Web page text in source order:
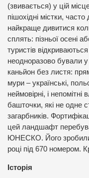
(звивається) у цій
пішохідні містки,
найкраще дивитися
сплять: пізньої осені
туристів
неодноразово бували у
каньйон без листя:
мури – українські,
неймовірні, і непомітні
башточки, які не одне
загарбників.
цей ландшафт
ЮНЕСКО. Його
році під 670 номером.
Історія